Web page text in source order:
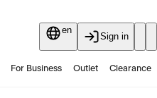
en
Sign in
For Business Outlet Clearance